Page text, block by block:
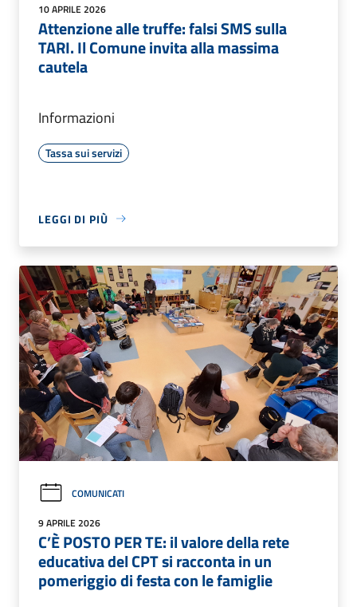
10 APRILE 2026
Attenzione alle truffe: falsi SMS sulla
TARI. Il Comune invita alla massima
cautela
Informazioni
Tassa sui servizi
LEGGI DI PIÙ
COMUNICATI
9 APRILE 2026
C’È POSTO PER TE: il valore della rete
educativa del CPT si racconta in un
pomeriggio di festa con le famiglie